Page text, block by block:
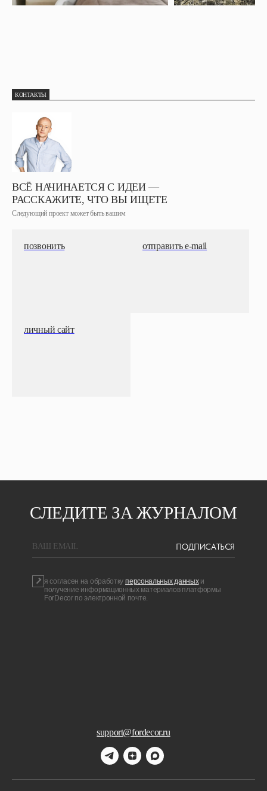
КОНТАКТЫ
ВСЁ НАЧИНАЕТСЯ С ИДЕИ —
РАССКАЖИТЕ, ЧТО ВЫ ИЩЕТЕ
Следующий проект может быть вашим
позвонить отправить e-mail
личный сайт
support@fordecor.ru
СЛЕДИТЕ ЗА ЖУРНАЛОМ
BAШ EMAIL ПОДПИСАТЬСЯ
я согласен на обработку персональных данных и
получение информационных материалов платформы
ForDecor по электронной почте.